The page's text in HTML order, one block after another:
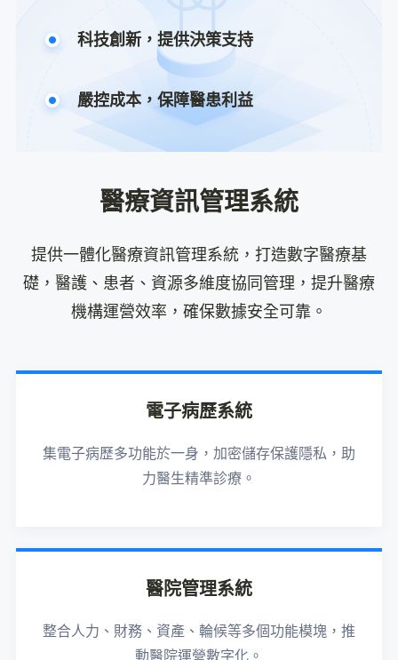
科技創新，提供決策支持
嚴控成本，保障醫患利益
醫療資訊管理系統
提供一體化醫療資訊管理系統，打造數字醫療基
礎，醫護、患者、資源多維度協同管理，提升醫療
機構運營效率，確保數據安全可靠。
電子病歷系統
集電子病歷多功能於一身，加密儲存保護隱私，助
力醫生精準診療。
醫院管理系統
整合人力、財務、資產、輪候等多個功能模塊，推
動醫院運營數字化。